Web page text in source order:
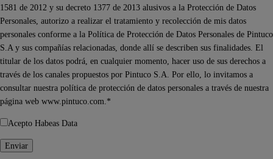
1581 de 2012 y su decreto 1377 de 2013 alusivos a la Protección de Datos
Personales, autorizo a realizar el tratamiento y recolección de mis datos
personales conforme a la Política de Protección de Datos Personales de Pintuco
S.A y sus compañías relacionadas, donde allí se describen sus finalidades. El
titular de los datos podrá, en cualquier momento, hacer uso de sus derechos a
través de los canales propuestos por Pintuco S.A. Por ello, lo invitamos a
consultar nuestra política de protección de datos personales a través de nuestra
página web www.pintuco.com.*
Acepto Habeas Data